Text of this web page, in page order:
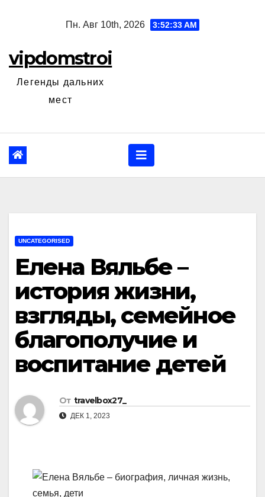
Пн. Авг 10th, 2026 3:52:34 AM
vipdomstroi
Легенды дальних
мест
UNCATEGORISED
Елена Вяльбе –
история жизни,
взгляды, семейное
благополучие и
воспитание детей
От travelbox27_
ДЕК 1, 2023